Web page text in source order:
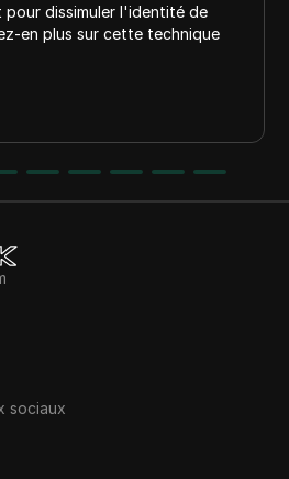
dissimuler l'identité de
en plus sur cette technique
sociaux